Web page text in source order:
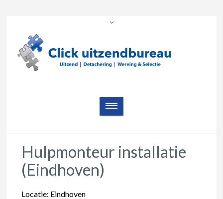
Hulpmonteur installatie
(Eindhoven)
Locatie: Eindhoven